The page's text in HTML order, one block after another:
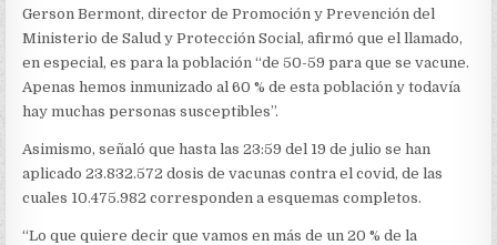
ENTRE
50-
59
ESTÁ
INMUNIZADA
Gerson Bermont, director de Promoción y Prevención del
Ministerio de Salud y Protección Social, afirmó que el llamado,
en especial, es para la población “de 50-59 para que se vacune.
Apenas hemos inmunizado al 60 % de esta población y todavía
hay muchas personas susceptibles”.
Asimismo, señaló que hasta las 23:59 del 19 de julio se han
aplicado 23.832.572 dosis de vacunas contra el covid, de las
cuales 10.475.982 corresponden a esquemas completos.
“Lo que quiere decir que vamos en más de un 20 % de la